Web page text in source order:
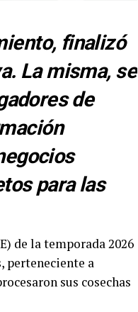
finalizó
La misma, se
de
para las
de la temporada 2026
perteneciente a
sus cosechas